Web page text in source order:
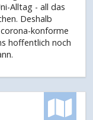
Alltag - all das
Deshalb
konforme
hoffentlich noch